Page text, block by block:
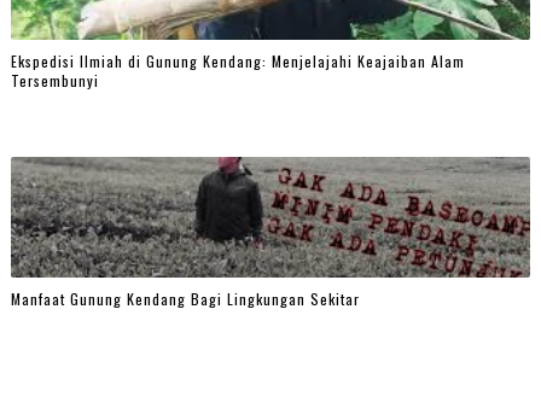
Ekspedisi Ilmiah di Gunung Kendang: Menjelajahi Keajaiban Alam
Tersembunyi
Manfaat Gunung Kendang Bagi Lingkungan Sekitar